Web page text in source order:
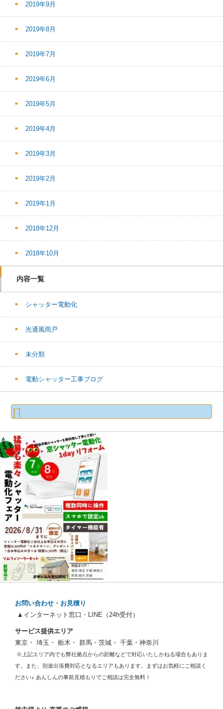
2019年9月
2019年8月
2019年7月
2019年6月
2019年5月
2019年4月
2019年3月
2019年2月
2019年1月
2018年12月
2018年10月
内容一覧
シャッター電動化
光通風雨戸
未分類
電動シャッター工事ブログ
検
お問い合わせ・お見積り
▲インターネット窓口・LINE（24h受付）
サービス提供エリア
東京・ 埼玉・ 栃木・ 群馬・茨城・ 千葉・神奈川
※上記エリア内でも弊社拠点からの距離などで対応いたしかねる場合もありま
す。また、別途出張費対応となるエリアもあります。まずはお気軽にご相談く
ださい♪ あんしんの事前見積もりでご相談は完全無料！